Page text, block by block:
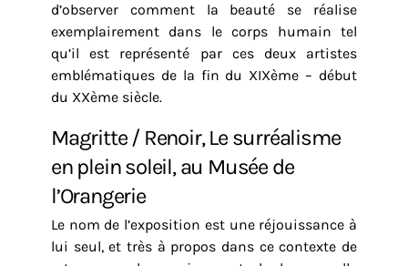
d’observer comment la beauté se réalise
exemplairement dans le corps humain tel
qu’il est représenté par ces deux artistes
emblématiques de la fin du XIXème – début
du XXème siècle.
Magritte / Renoir, Le surréalisme
en plein soleil, au Musée de
l’Orangerie
Le nom de l’exposition est une réjouissance à
lui seul, et très à propos dans ce contexte de